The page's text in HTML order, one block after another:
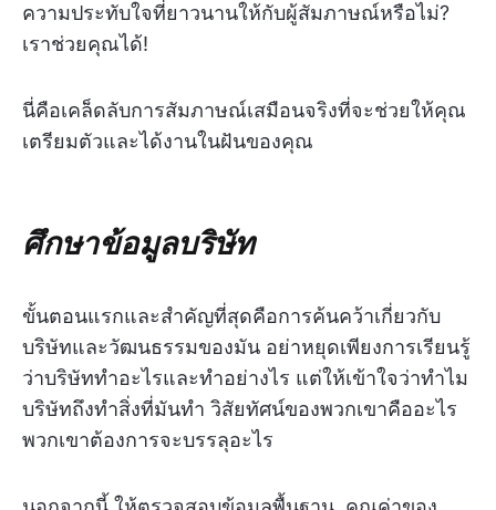
ความประทับใจที่ยาวนานให้กับผู้สัมภาษณ์หรือไม่?
เราช่วยคุณได้!
นี่คือเคล็ดลับการสัมภาษณ์เสมือนจริงที่จะช่วยให้คุณ
เตรียมตัวและได้งานในฝันของคุณ
ศึกษาข้อมูลบริษัท
ขั้นตอนแรกและสำคัญที่สุดคือการค้นคว้าเกี่ยวกับ
บริษัทและวัฒนธรรมของมัน อย่าหยุดเพียงการเรียนรู้
ว่าบริษัททำอะไรและทำอย่างไร แต่ให้เข้าใจว่าทำไม
บริษัทถึงทำสิ่งที่มันทำ วิสัยทัศน์ของพวกเขาคืออะไร
พวกเขาต้องการจะบรรลุอะไร